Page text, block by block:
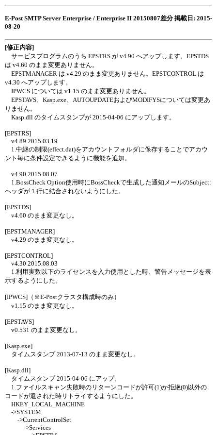
E-Post SMTP Server Enterprise / Enterprise II 20150807差分 掲載日: 2015-
08-20
[修正内容]
サービスプログラムのうち EPSTRS が v4.90 へアップします。EPSTDS
は v4.60 のまま変更ありません。
EPSTMANAGER は v4.29 のまま変更ありません。EPSTCONTROL は
v4.30 へアップします。
IPWCS については v1.15 のまま変更ありません。
EPSTAVS、Kasp.exe、AUTOUPDATEおよびMODIFYSについては変更あ
りません。
Kasp.dll のタイムスタンプが 2015-04-06 にアップします。
[EPSTRS]
v4.89 2015.03.19
1.中継の制限(effect.dat)をアカウントフォルダに保存することでアカウ
ント毎に条件設定できるように機能を追加。
v4.90 2015.08.07
1.BossCheck Option使用時にBossCheckで生成した通知メールのSubject:
ヘッダが１行に結合されないようにした。
[EPSTDS]
v4.60 のまま変更なし。
[EPSTMANAGER]
v4.29 のまま変更なし。
[EPSTCONTROL]
v4.30 2015.08.03
1.利用実数以下のライセンスを入力使用とした時、警告メッセージを表
示するようにした。
[IPWCS]（※E-Postクラスタ構成時のみ）
v1.15 のまま変更なし。
[EPSTAVS]
v0.531 のまま変更なし。
[Kasp.exe]
タイムスタンプ 2013-07-13 のまま変更なし。
[Kasp.dll]
タイムスタンプ 2015-04-06 にアップ。
1.ファイルスキャン失敗時のリターンコードが許可(1)か拒絶(0)以外の
コードが返された時リトライするようにした。
HKEY_LOCAL_MACHINE
->SYSTEM
->CurrentControlSet
->Services